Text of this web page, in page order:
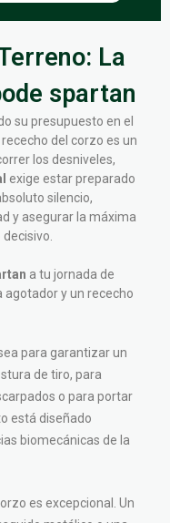
La
spartan
su presupuesto en el
del corzo es un
los desniveles,
exige estar preparado
silencio,
y asegurar la máxima
a tu jornada de
y un rececho
para garantizar un
de tiro, para
o para portar
está diseñado
biomecánicas de la
es excepcional. Un